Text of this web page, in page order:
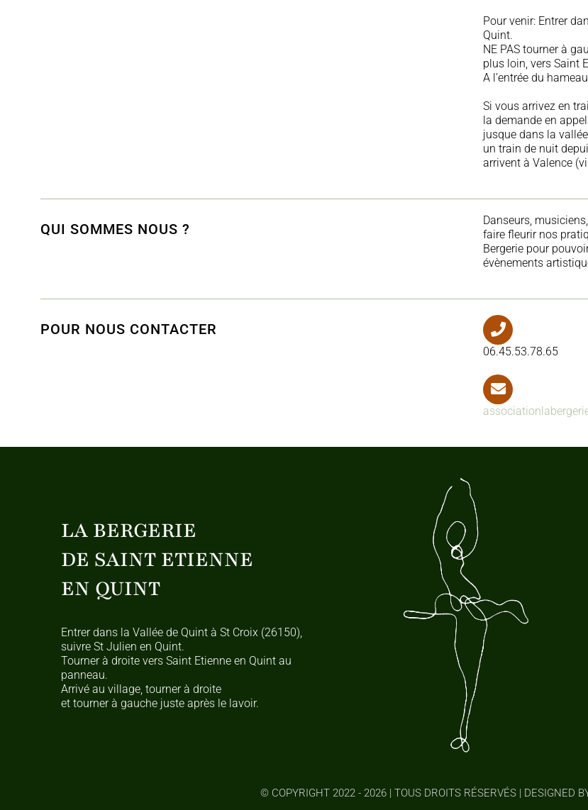
Pour venir: Entrer
Quint.
NE PAS tourner à
plus loin, vers Saint
A l’entrée du
Si vous arrivez en
la demande en
jusque dans la
un train de nuit
arrivent à Valence
QUI SOMMES NOUS ?
Danseurs,
faire fleurir nos
Bergerie pour
évènements
POUR NOUS CONTACTER
06.45.53.78.65
LA BERGERIE
DE SAINT ETIENNE
EN QUINT
Entrer dans la Vallée de Quint à St Croix (26150),
suivre St Julien en Quint.
Tourner à droite vers Saint Etienne en Quint au
panneau.
Arrivé au village, tourner à droite
et tourner à gauche juste après le lavoir.
© COPYRIGHT 2022 - 2026 | TOUS DROITS RÉSERVÉS | DESIGNED